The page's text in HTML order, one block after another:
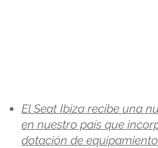
El Seat Ibiza recibe una
en nuestro país que
dotación de